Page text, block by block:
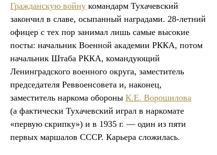
Гражданскую войну командарм Тухачевский
закончил в славе, осыпанный наградами. 28-летний
офицер с тех пор занимал лишь самые высокие
посты: начальник Военной академии РККА, потом
начальник Штаба РККА, командующий
Ленинградского военного округа, заместитель
председателя Реввоенсовета и, наконец,
заместитель наркома обороны К.Е. Ворошилова
(а фактически Тухачевский играл в наркомате
«первую скрипку») и в 1935 г. — один из пяти
первых маршалов СССР. Карьера сложилась.